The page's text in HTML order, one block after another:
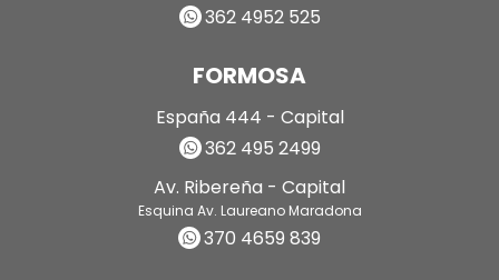
362 4952 525
FORMOSA
España 444 - Capital
362 495 2499
Av. Ribereña - Capital
Esquina Av. Laureano Maradona
370 4659 839